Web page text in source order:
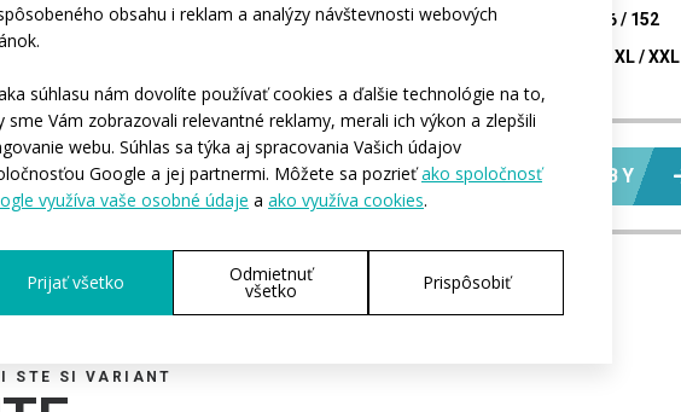
obsahu i reklam a analýzy návštevnosti webových
súhlasu nám dovolíte používať cookies a ďalšie technológie na to,
sme Vám zobrazovali relevantné reklamy, merali ich výkon a zlepšili
webu. Súhlas sa týka aj spracovania Vašich údajov
Google a jej partnermi. Môžete sa pozrieťako spoločnosť
využíva vaše osobné údaje a ako využíva cookies.
Prijať všetko Odmietnuť
všetko Prispôsobiť
Veľkosti deti:
134 / 140 / 146 / 152
XS / S / M / L / XL / XXL
SPÝTAŤ SA VÝROBY
STE SI VARIANT